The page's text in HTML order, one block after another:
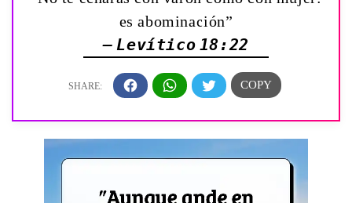
es abominación”
— Levítico 18:22